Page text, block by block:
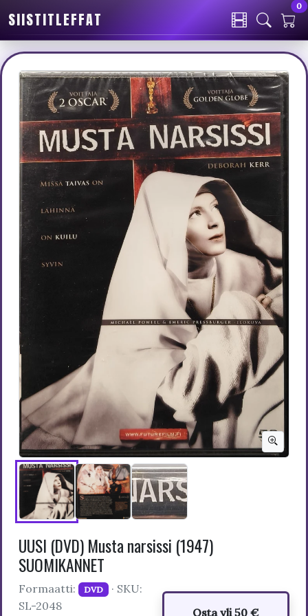
SIISTITLEFFAT
0
UUSI (DVD) Musta narsissi (1947)
SUOMIKANNET
Formaatti: DVD · SKU:
SL-2048
Osta yli 50 €